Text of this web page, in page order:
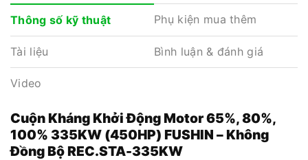
Thông số kỹ thuật Phụ kiện mua thêm
Tài liệu Bình luận & đánh giá
Video
Cuộn Kháng Khởi Động Motor 65%, 80%,
100% 335KW (450HP) FUSHIN – Không
Đồng Bộ REC.STA-335KW